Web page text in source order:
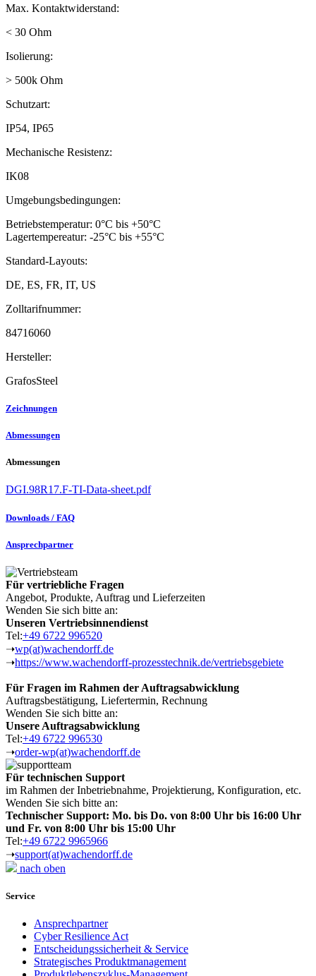
Max. Kontaktwiderstand:
< 30 Ohm
Isolierung:
> 500k Ohm
Schutzart:
IP54, IP65
Mechanische Resistenz:
IK08
Umgebungsbedingungen:
Betriebstemperatur: 0°C bis +50°C
Lagertempereatur: -25°C bis +55°C
Standard-Layouts:
DE, ES, FR, IT, US
Zolltarifnummer:
84716060
Hersteller:
GrafosSteel
Zeichnungen
Abmessungen
Abmessungen
DGI.98R17.F-TI-Data-sheet.pdf
Downloads / FAQ
Ansprechpartner
Für vertriebliche Fragen
Angebot, Produkte, Auftrag und Lieferzeiten
Wenden Sie sich bitte an:
Unseren Vertriebsinnendienst
Tel:+49 6722 996520
➝wp(at)wachendorff.de
➝https://www.wachendorff-prozesstechnik.de/vertriebsgebiete
Für Fragen im Rahmen der Auftragsabwicklung
Auftragsbestätigung, Liefertermin, Rechnung
Wenden Sie sich bitte an:
Unsere Auftragsabwicklung
Tel:+49 6722 996530
➝order-wp(at)wachendorff.de
Für technischen Support
im Rahmen der Inbetriebnahme, Projektierung, Konfiguration, etc.
Wenden Sie sich bitte an:
Technischer Support: Mo. bis Do. von 8:00 Uhr bis 16:00 Uhr
und Fr. von 8:00 Uhr bis 15:00 Uhr
Tel:+49 6722 9965966
➝support(at)wachendorff.de
nach oben
Service
Ansprechpartner
Cyber Resilience Act
Entscheidungssicherheit & Service
Strategisches Produktmanagement